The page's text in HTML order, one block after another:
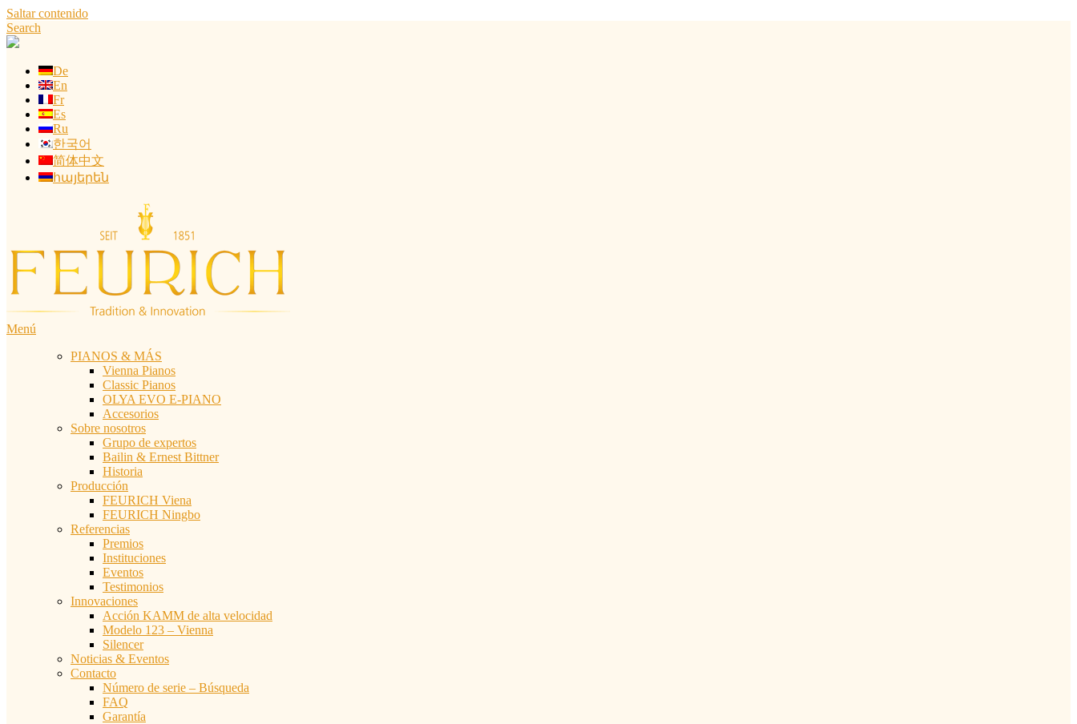
Saltar contenido
Search
De
En
Fr
Es
Ru
한국어
简体中文
հայերեն
Menú
PIANOS & MÁS
Vienna Pianos
Classic Pianos
OLYA EVO E-PIANO
Accesorios
Sobre nosotros
Grupo de expertos
Bailin & Ernest Bittner
Historia
Producción
FEURICH Viena
FEURICH Ningbo
Referencias
Premios
Instituciones
Eventos
Testimonios
Innovaciones
Acción KAMM de alta velocidad
Modelo 123 – Vienna
Silencer
Noticias & Eventos
Contacto
Número de serie – Búsqueda
FAQ
Garantía